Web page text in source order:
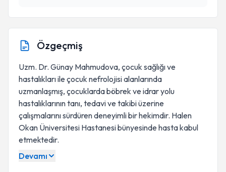
Özgeçmiş
Uzm. Dr. Günay Mahmudova, çocuk sağlığı ve
hastalıkları ile çocuk nefrolojisi alanlarında
uzmanlaşmış, çocuklarda böbrek ve idrar yolu
hastalıklarının tanı, tedavi ve takibi üzerine
çalışmalarını sürdüren deneyimli bir hekimdir. Halen
Okan Üniversitesi Hastanesi bünyesinde hasta kabul
etmektedir.
Devamı